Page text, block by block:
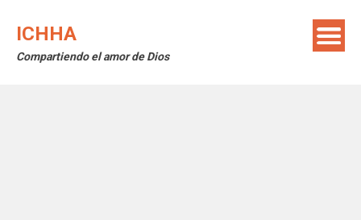
ICHHA
Compartiendo el amor de Dios